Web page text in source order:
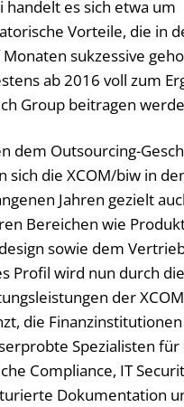
handelt es sich etwa um
Vorteile, die in
sukzessive
ab 2016 voll zum
Group beitragen
dem Outsourcing-
sich die XCOM/biw in
Jahren gezielt
Bereichen wie
sowie dem
Profil wird nun durch die
der
die Finanzinstitutionen
Spezialisten für
Compliance, IT
Dokumentation